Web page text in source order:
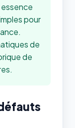
pour
de
de